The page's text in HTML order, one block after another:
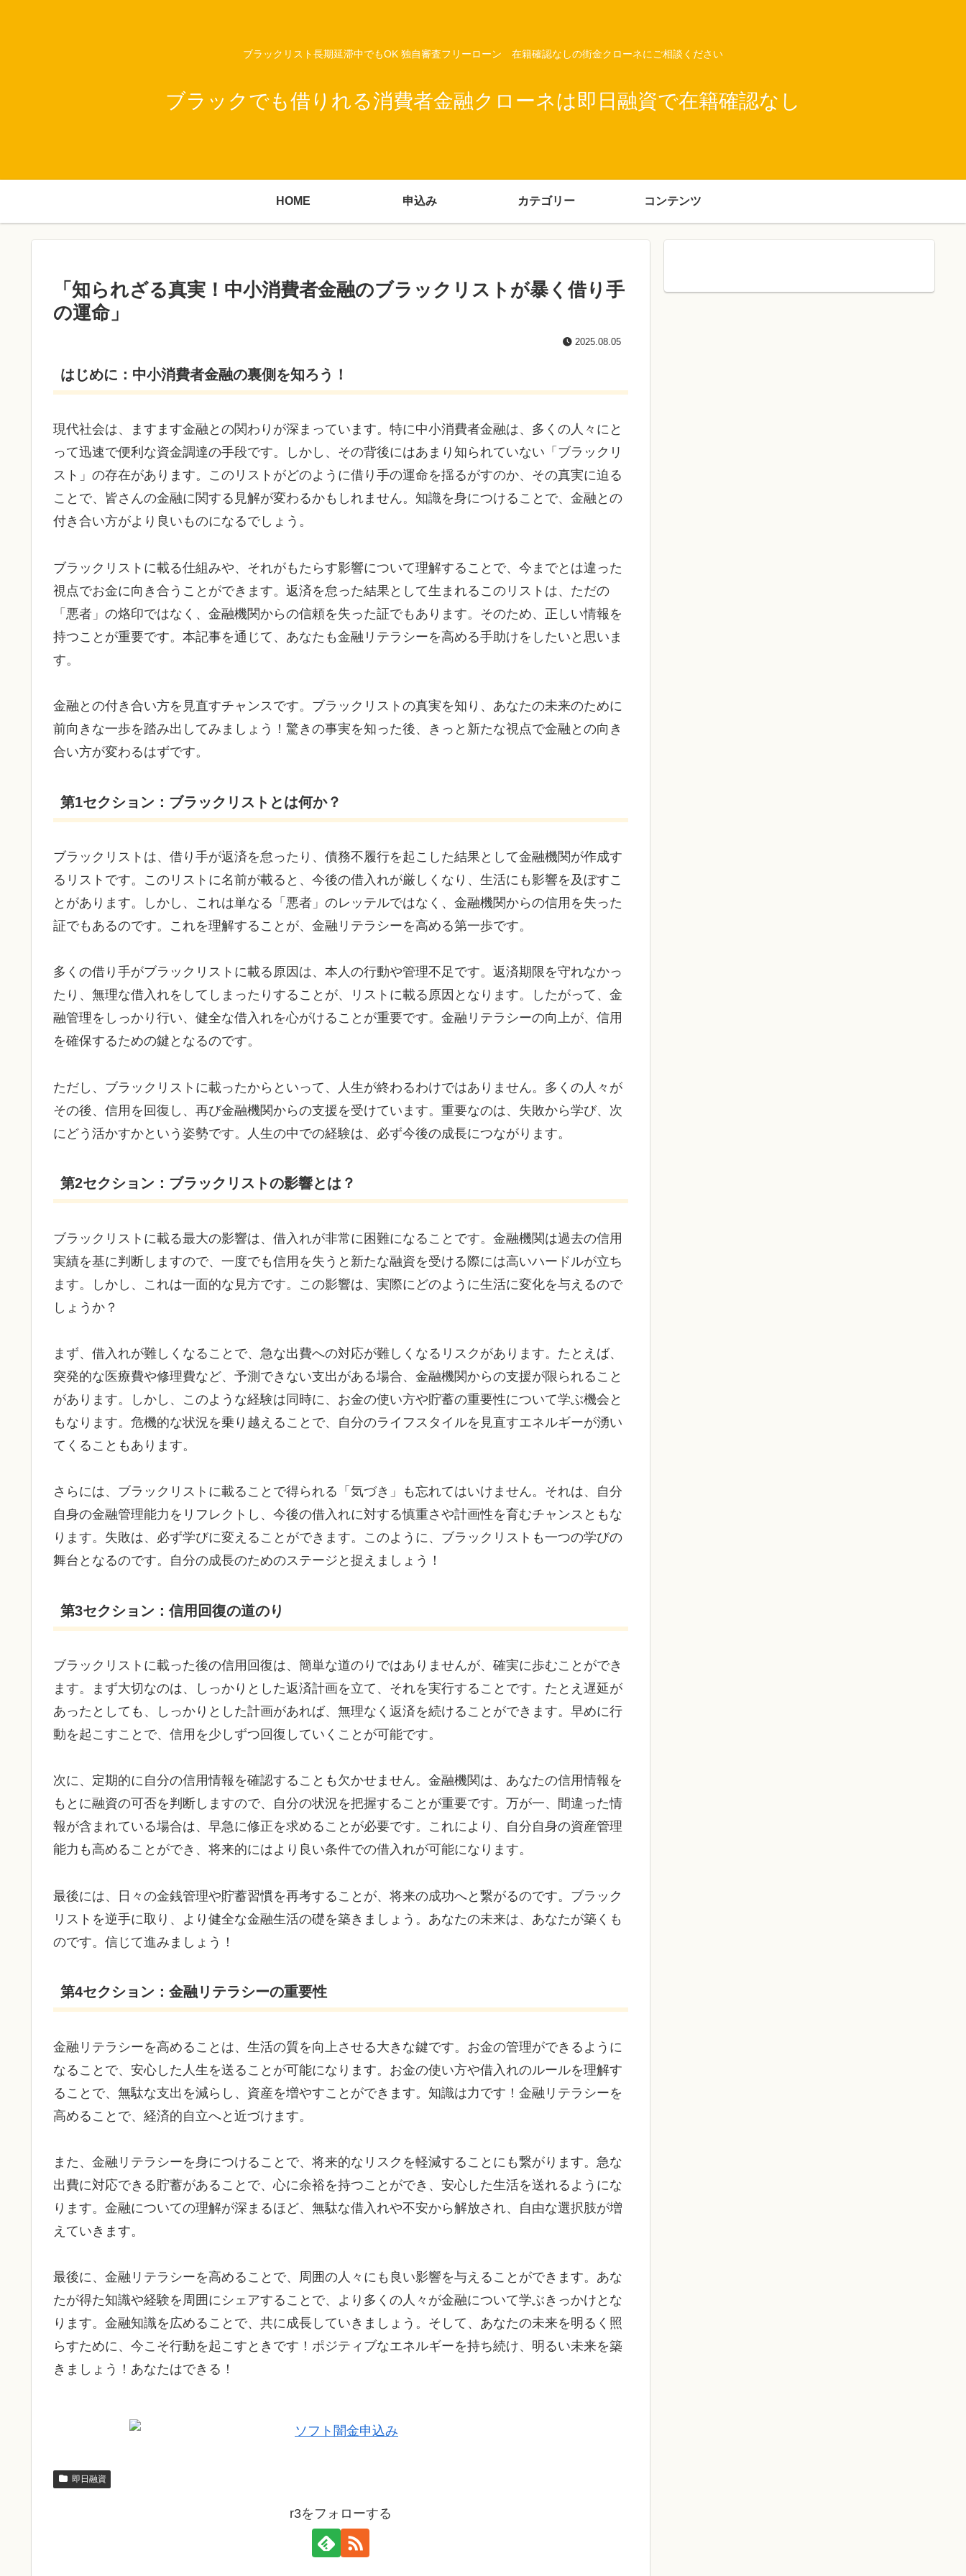
ブラックリスト長期延滞中でもOK 独自審査フリーローン 在籍確認なしの街金クローネにご相談ください
ブラックでも借りれる消費者金融クローネは即日融資で在籍確認なし
HOME 申込み カテゴリー コンテンツ
「知られざる真実！中小消費者金融のブラックリストが暴く借り手
の運命」
2025.08.05
はじめに：中小消費者金融の裏側を知ろう！
現代社会は、ますます金融との関わりが深まっています。特に中小消費者金融は、多くの人々にと
って迅速で便利な資金調達の手段です。しかし、その背後にはあまり知られていない「ブラックリ
スト」の存在があります。このリストがどのように借り手の運命を揺るがすのか、その真実に迫る
ことで、皆さんの金融に関する見解が変わるかもしれません。知識を身につけることで、金融との
付き合い方がより良いものになるでしょう。
ブラックリストに載る仕組みや、それがもたらす影響について理解することで、今までとは違った
視点でお金に向き合うことができます。返済を怠った結果として生まれるこのリストは、ただの
「悪者」の烙印ではなく、金融機関からの信頼を失った証でもあります。そのため、正しい情報を
持つことが重要です。本記事を通じて、あなたも金融リテラシーを高める手助けをしたいと思いま
す。
金融との付き合い方を見直すチャンスです。ブラックリストの真実を知り、あなたの未来のために
前向きな一歩を踏み出してみましょう！驚きの事実を知った後、きっと新たな視点で金融との向き
合い方が変わるはずです。
第1セクション：ブラックリストとは何か？
ブラックリストは、借り手が返済を怠ったり、債務不履行を起こした結果として金融機関が作成す
るリストです。このリストに名前が載ると、今後の借入れが厳しくなり、生活にも影響を及ぼすこ
とがあります。しかし、これは単なる「悪者」のレッテルではなく、金融機関からの信用を失った
証でもあるのです。これを理解することが、金融リテラシーを高める第一歩です。
多くの借り手がブラックリストに載る原因は、本人の行動や管理不足です。返済期限を守れなかっ
たり、無理な借入れをしてしまったりすることが、リストに載る原因となります。したがって、金
融管理をしっかり行い、健全な借入れを心がけることが重要です。金融リテラシーの向上が、信用
を確保するための鍵となるのです。
ただし、ブラックリストに載ったからといって、人生が終わるわけではありません。多くの人々が
その後、信用を回復し、再び金融機関からの支援を受けています。重要なのは、失敗から学び、次
にどう活かすかという姿勢です。人生の中での経験は、必ず今後の成長につながります。
第2セクション：ブラックリストの影響とは？
ブラックリストに載る最大の影響は、借入れが非常に困難になることです。金融機関は過去の信用
実績を基に判断しますので、一度でも信用を失うと新たな融資を受ける際には高いハードルが立ち
ます。しかし、これは一面的な見方です。この影響は、実際にどのように生活に変化を与えるので
しょうか？
まず、借入れが難しくなることで、急な出費への対応が難しくなるリスクがあります。たとえば、
突発的な医療費や修理費など、予測できない支出がある場合、金融機関からの支援が限られること
があります。しかし、このような経験は同時に、お金の使い方や貯蓄の重要性について学ぶ機会と
もなります。危機的な状況を乗り越えることで、自分のライフスタイルを見直すエネルギーが湧い
てくることもあります。
さらには、ブラックリストに載ることで得られる「気づき」も忘れてはいけません。それは、自分
自身の金融管理能力をリフレクトし、今後の借入れに対する慎重さや計画性を育むチャンスともな
ります。失敗は、必ず学びに変えることができます。このように、ブラックリストも一つの学びの
舞台となるのです。自分の成長のためのステージと捉えましょう！
第3セクション：信用回復の道のり
ブラックリストに載った後の信用回復は、簡単な道のりではありませんが、確実に歩むことができ
ます。まず大切なのは、しっかりとした返済計画を立て、それを実行することです。たとえ遅延が
あったとしても、しっかりとした計画があれば、無理なく返済を続けることができます。早めに行
動を起こすことで、信用を少しずつ回復していくことが可能です。
次に、定期的に自分の信用情報を確認することも欠かせません。金融機関は、あなたの信用情報を
もとに融資の可否を判断しますので、自分の状況を把握することが重要です。万が一、間違った情
報が含まれている場合は、早急に修正を求めることが必要です。これにより、自分自身の資産管理
能力も高めることができ、将来的にはより良い条件での借入れが可能になります。
最後には、日々の金銭管理や貯蓄習慣を再考することが、将来の成功へと繋がるのです。ブラック
リストを逆手に取り、より健全な金融生活の礎を築きましょう。あなたの未来は、あなたが築くも
のです。信じて進みましょう！
第4セクション：金融リテラシーの重要性
金融リテラシーを高めることは、生活の質を向上させる大きな鍵です。お金の管理ができるように
なることで、安心した人生を送ることが可能になります。お金の使い方や借入れのルールを理解す
ることで、無駄な支出を減らし、資産を増やすことができます。知識は力です！金融リテラシーを
高めることで、経済的自立へと近づけます。
また、金融リテラシーを身につけることで、将来的なリスクを軽減することにも繋がります。急な
出費に対応できる貯蓄があることで、心に余裕を持つことができ、安心した生活を送れるようにな
ります。金融についての理解が深まるほど、無駄な借入れや不安から解放され、自由な選択肢が増
えていきます。
最後に、金融リテラシーを高めることで、周囲の人々にも良い影響を与えることができます。あな
たが得た知識や経験を周囲にシェアすることで、より多くの人々が金融について学ぶきっかけとな
ります。金融知識を広めることで、共に成長していきましょう。そして、あなたの未来を明るく照
らすために、今こそ行動を起こすときです！ポジティブなエネルギーを持ち続け、明るい未来を築
きましょう！あなたはできる！
即日融資
r3をフォローする